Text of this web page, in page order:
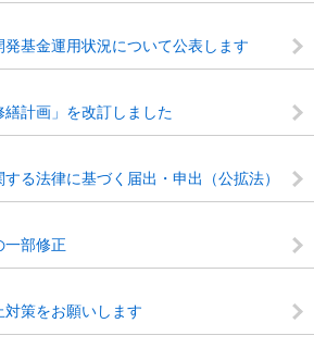
基金運用状況について公表します
繕計画」を改訂しました
る法律に基づく届出・申出（公拡法）
一部修正
策をお願いします